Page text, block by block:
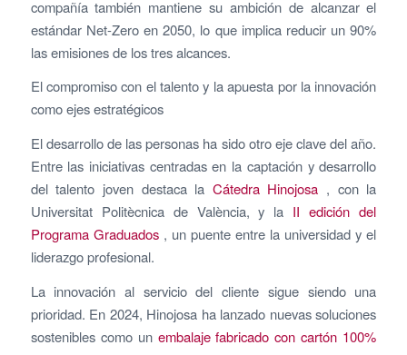
compañía también mantiene su ambición de alcanzar el
estándar Net-Zero en 2050, lo que implica reducir un 90%
las emisiones de los tres alcances.
El compromiso con el talento y la apuesta por la innovación
como ejes estratégicos
El desarrollo de las personas ha sido otro eje clave del año.
Entre las iniciativas centradas en la captación y desarrollo
del talento joven destaca la Cátedra Hinojosa , con la
Universitat Politècnica de València, y la II edición del
Programa Graduados, un puente entre la universidad y el
liderazgo profesional.
La innovación al servicio del cliente sigue siendo una
prioridad. En 2024, Hinojosa ha lanzado nuevas soluciones
sostenibles como un embalaje fabricado con cartón 100%